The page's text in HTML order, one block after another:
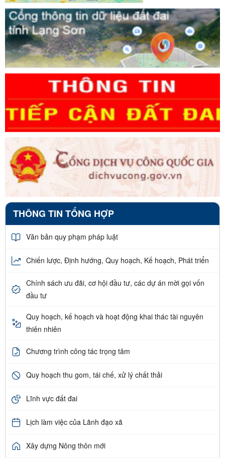
THÔNG TIN TỔNG HỢP
Văn bản quy phạm pháp luật
Chiến lược, Định hướng, Quy hoạch, Kế hoạch, Phát triển
Chính sách ưu đãi, cơ hội đầu tư, các dự án mời gọi vốn
đầu tư
Quy hoạch, kế hoạch và hoạt động khai thác tài nguyên
thiên nhiên
Chương trình công tác trọng tâm
Quy hoạch thu gom, tái chế, xử lý chất thải
Lĩnh vực đất đai
Lịch làm việc của Lãnh đạo xã
Xây dựng Nông thôn mới